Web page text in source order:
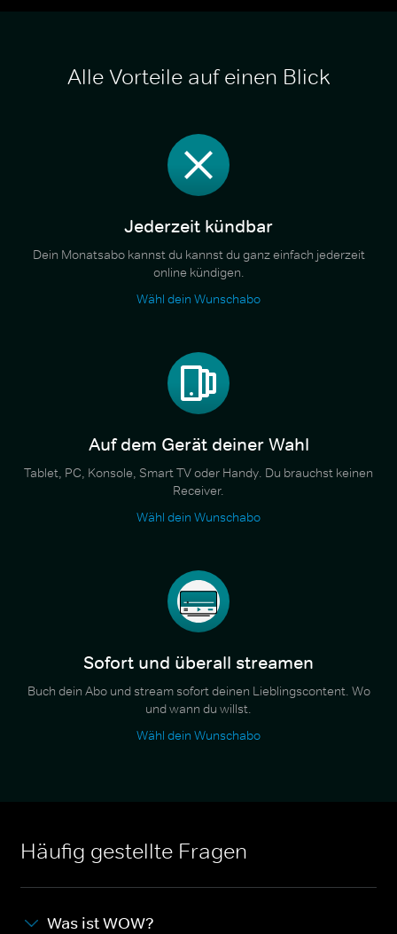
Alle Vorteile auf einen Blick
Jederzeit kündbar
Dein Monatsabo kannst du kannst du ganz einfach jederzeit
online kündigen.
Wähl dein Wunschabo
Auf dem Gerät deiner Wahl
Tablet, PC, Konsole, Smart TV oder Handy. Du brauchst keinen
Receiver.
Wähl dein Wunschabo
Sofort und überall streamen
Buch dein Abo und stream sofort deinen Lieblingscontent. Wo
und wann du willst.
Wähl dein Wunschabo
Häufig gestellte Fragen
Was ist WOW?